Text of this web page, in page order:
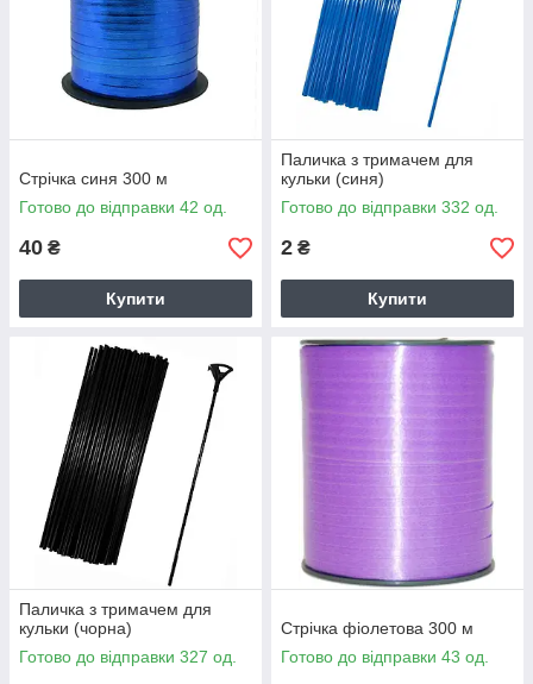
Стрічка синя 300 м
Готово до відправки 42 од.
40 ₴
Купити
Паличка з тримачем для
кульки (синя)
Готово до відправки 332 од.
2 ₴
Купити
Паличка з тримачем для
кульки (чорна)
Готово до відправки 327 од.
Стрічка фіолетова 300 м
Готово до відправки 43 од.